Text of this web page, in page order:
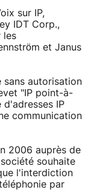
sur IP,
IDT Corp.,
les
et Janus
sans autorisation
"IP point-à-
d'adresses IP
communication
2006 auprès de
souhaite
l'interdiction
par